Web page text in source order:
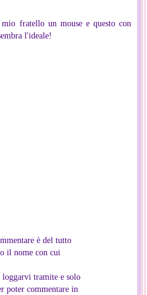
fratello un mouse e questo con
l'ideale!
è del tutto
il nome con cui
loggarvi tramite e solo
poter commentare in